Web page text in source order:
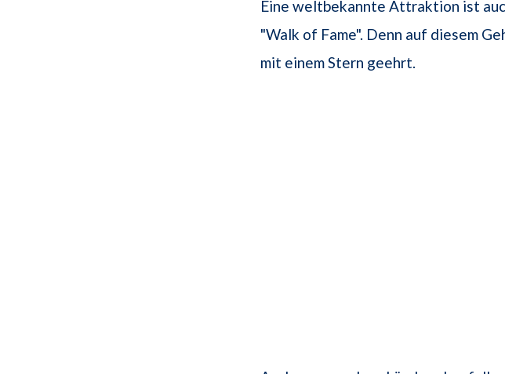
Eine weltbekannte Attraktion ist
"Walk of Fame". Denn auf diesem
mit einem Stern geehrt.